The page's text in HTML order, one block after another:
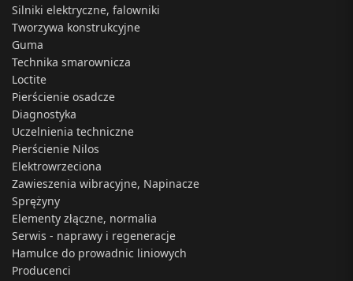
Silniki elektryczne, falowniki
Tworzywa konstrukcyjne
Guma
Technika smarownicza
Loctite
Pierścienie osadcze
Diagnostyka
Uczelnienia techniczne
Pierścienie Nilos
Elektrowrzeciona
Zawieszenia wibracyjne, Napinacze
Sprężyny
Elementy złączne, normalia
Serwis - naprawy i regeneracje
Hamulce do prowadnic liniowych
Producenci